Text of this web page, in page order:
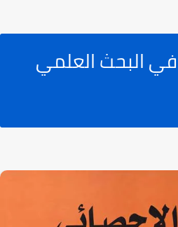
في البحث العلمي